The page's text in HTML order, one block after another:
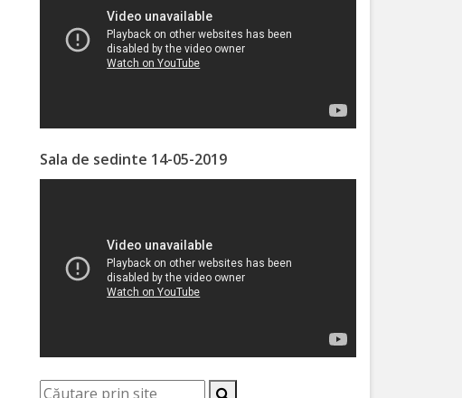
Sala de sedinte 14-05-2019